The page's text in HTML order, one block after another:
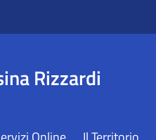
Rizzardi